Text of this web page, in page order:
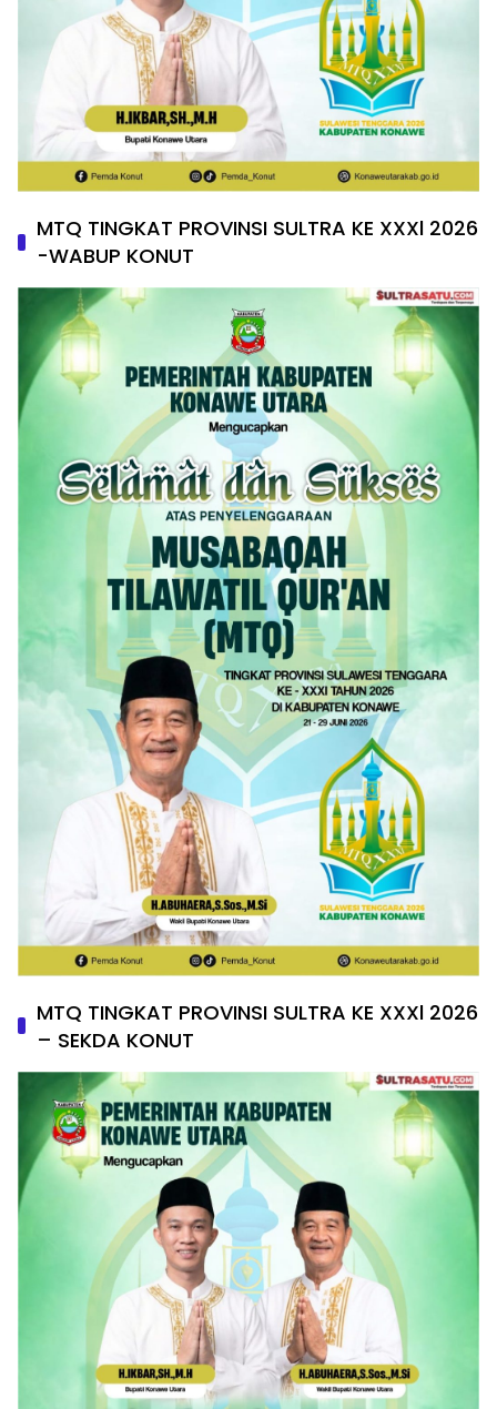
MTQ TINGKAT PROVINSI SULTRA KE XXXl 2026
-WABUP KONUT
MTQ TINGKAT PROVINSI SULTRA KE XXXl 2026
– SEKDA KONUT